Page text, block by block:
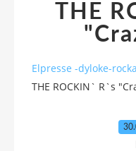
THE
Elpresse -dyloke-
THE ROCKIN` R`s